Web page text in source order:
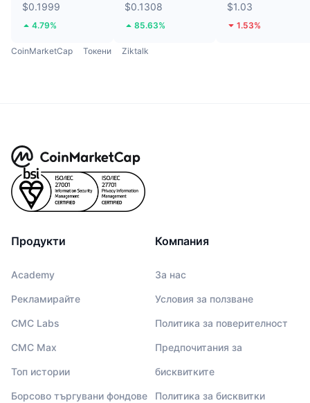
$0.1999
4.79%
$0.1308
85.63%
$1.03
1.53%
CoinMarketCap Токени Ziktalk
Продукти
Academy
Рекламирайте
CMC Labs
CMC Max
Топ истории
Борсово търгувани фондове
Компания
За нас
Условия за ползване
Политика за поверителност
Предпочитания за
бисквитките
Политика за бисквитки